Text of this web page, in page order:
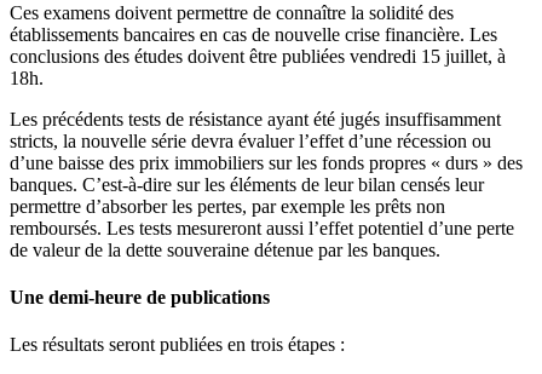
Ces examens doivent permettre de connaître la solidité des
établissements bancaires en cas de nouvelle crise financière. Les
conclusions des études doivent être publiées vendredi 15 juillet, à
18h.
Les précédents tests de résistance ayant été jugés insuffisamment
stricts, la nouvelle série devra évaluer l’effet d’une récession ou
d’une baisse des prix immobiliers sur les fonds propres « durs » des
banques. C’est-à-dire sur les éléments de leur bilan censés leur
permettre d’absorber les pertes, par exemple les prêts non
remboursés. Les tests mesureront aussi l’effet potentiel d’une perte
de valeur de la dette souveraine détenue par les banques.
Une demi-heure de publications
Les résultats seront publiées en trois étapes :